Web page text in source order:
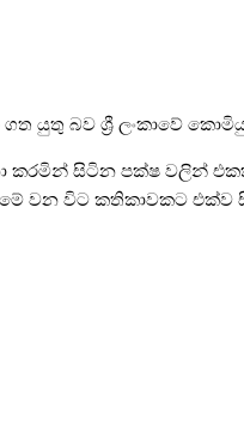
යුතු බව ශ්‍රී ලංකාවේ
කරමින් සිටින පක්ෂ වලින්
වන විට කතිකාවකට එක්ව